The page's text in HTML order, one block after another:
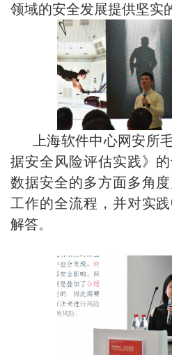
领域的安全发展提供坚实
上海软件中心网安所
据安全风险评估实践》
数据安全的多方面多角
工作的全流程，并对实
解答。